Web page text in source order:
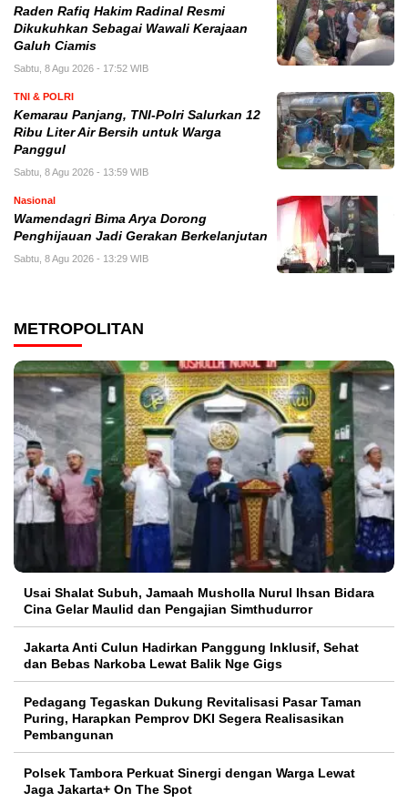
Raden Rafiq Hakim Radinal Resmi
Dikukuhkan Sebagai Wawali Kerajaan
Galuh Ciamis
Sabtu, 8 Agu 2026 - 17:52 WIB
TNI & POLRI
Kemarau Panjang, TNI-Polri Salurkan 12
Ribu Liter Air Bersih untuk Warga
Panggul
Sabtu, 8 Agu 2026 - 13:59 WIB
Nasional
Wamendagri Bima Arya Dorong
Penghijauan Jadi Gerakan Berkelanjutan
Sabtu, 8 Agu 2026 - 13:29 WIB
METROPOLITAN
Usai Shalat Subuh, Jamaah Musholla Nurul Ihsan Bidara
Cina Gelar Maulid dan Pengajian Simthudurror
Jakarta Anti Culun Hadirkan Panggung Inklusif, Sehat
dan Bebas Narkoba Lewat Balik Nge Gigs
Pedagang Tegaskan Dukung Revitalisasi Pasar Taman
Puring, Harapkan Pemprov DKI Segera Realisasikan
Pembangunan
Polsek Tambora Perkuat Sinergi dengan Warga Lewat
Jaga Jakarta+ On The Spot